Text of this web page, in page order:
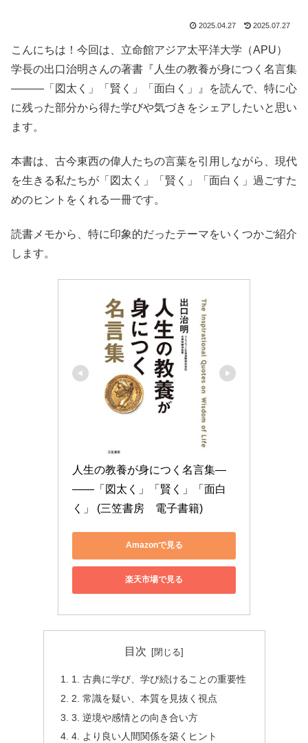
2025.04.27 2025.07.27
こんにちは！今回は、立命館アジア太平洋大学（APU）
学長の出口治明さんの著書『人生の教養が身につく名言集
―――「図太く」「賢く」「面白く」』を読んで、特に心
に残った部分から得た学びや気づきをシェアしたいと思い
ます。
本書は、古今東西の偉人たちの言葉を引用しながら、現代
を生きる私たちが「図太く」「賢く」「面白く」過ごすた
めのヒントをくれる一冊です。
読書メモから、特に印象的だったテーマをいくつかご紹介
します。
人生の教養が身につく名言集―
――「図太く」「賢く」「面白
く」 (三笠書房　電子書籍)
Amazonで見る
楽天市場で見る
目次
1. 古典に学び、学び続けることの重要性
2. 常識を疑い、本質を見抜く視点
3. 逆境や感情との向き合い方
4. より良い人間関係を築くヒント